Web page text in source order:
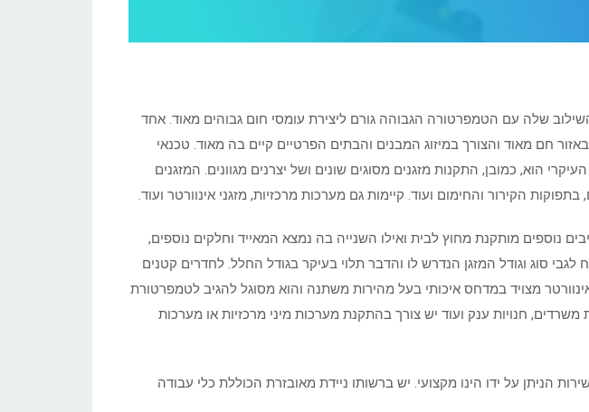
שלה עם הטמפרטורה הגבוהה גורם ליצירת עומסי חום גבוהים מאוד. אחד
חם מאוד והצורך במיזוג המבנים והבתים הפרטיים קיים בה מאוד. טכנאי
הוא, כמובן, התקנות מזגנים מסוגים שונים ושל יצרנים מגוונים. המזגנים
הקירור והחימום ועוד. קיימות גם מערכות מרכזיות, מזגני אינוורטר ועוד.
נוספים מותקנת מחוץ לבית ואילו השנייה בה נמצא המאייד וחלקים נוספים,
לגבי סוג וגודל המזגן הנדרש לו והדבר תלוי בעיקר בגודל החלל. לחדרים קטנים
סוס. מזגן אינוורטר מצויד במדחס איכותי בעל מהירות משתנה והוא מסוגל להגיב לטמפרטורת
חנויות ענק ועוד יש צורך בהתקנת מערכות מיני מרכזיות או מערכות
הניתן על ידו הינו מקצועי. יש ברשותו ניידת מאובזרת הכוללת כלי עבודה